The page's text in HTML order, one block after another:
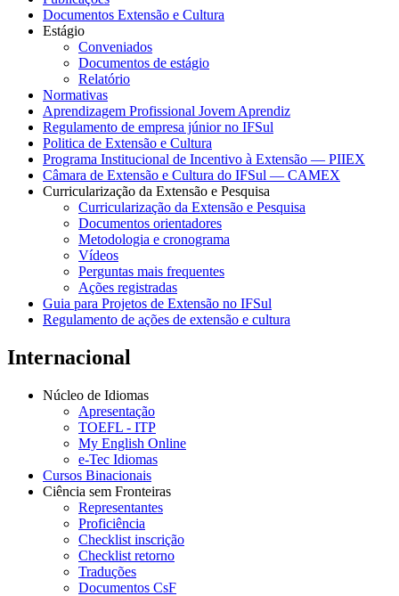
Documentos Extensão e Cultura
Estágio
Conveniados
Documentos de estágio
Relatório
Normativas
Aprendizagem Profissional Jovem Aprendiz
Regulamento de empresa júnior no IFSul
Politica de Extensão e Cultura
Programa Institucional de Incentivo à Extensão — PIIEX
Câmara de Extensão e Cultura do IFSul — CAMEX
Curricularização da Extensão e Pesquisa
Curricularização da Extensão e Pesquisa
Documentos orientadores
Metodologia e cronograma
Vídeos
Perguntas mais frequentes
Ações registradas
Guia para Projetos de Extensão no IFSul
Regulamento de ações de extensão e cultura
Internacional
Núcleo de Idiomas
Apresentação
TOEFL - ITP
My English Online
e-Tec Idiomas
Cursos Binacionais
Ciência sem Fronteiras
Representantes
Proficiência
Checklist inscrição
Checklist retorno
Traduções
Documentos CsF